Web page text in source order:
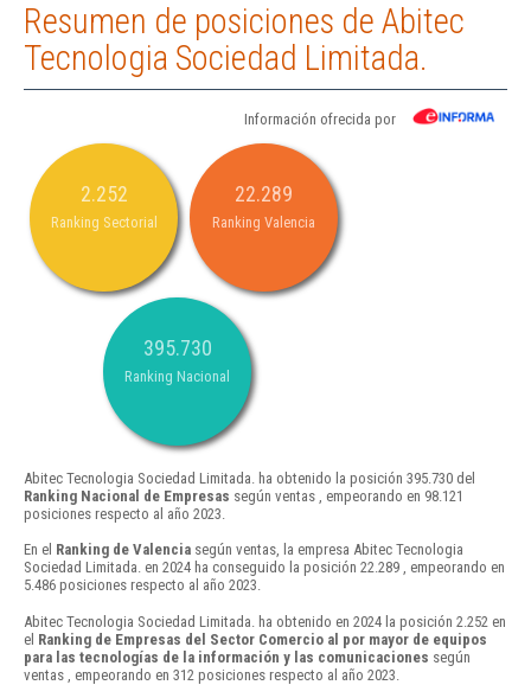
Resumen de posiciones de Abitec
Tecnologia Sociedad Limitada.
Información ofrecida por
2.252
Ranking Sectorial
22.289
Ranking Valencia
395.730
Ranking Nacional
Abitec Tecnologia Sociedad Limitada. ha obtenido la posición 395.730 del
Ranking Nacional de Empresas según ventas , empeorando en 98.121
posiciones respecto al año 2023.
En el Ranking de Valencia según ventas, la empresa Abitec Tecnologia
Sociedad Limitada. en 2024 ha conseguido la posición 22.289 , empeorando en
5.486 posiciones respecto al año 2023.
Abitec Tecnologia Sociedad Limitada. ha obtenido en 2024 la posición 2.252 en
el Ranking de Empresas del Sector Comercio al por mayor de equipos
para las tecnologías de la información y las comunicaciones según
ventas , empeorando en 312 posiciones respecto al año 2023.